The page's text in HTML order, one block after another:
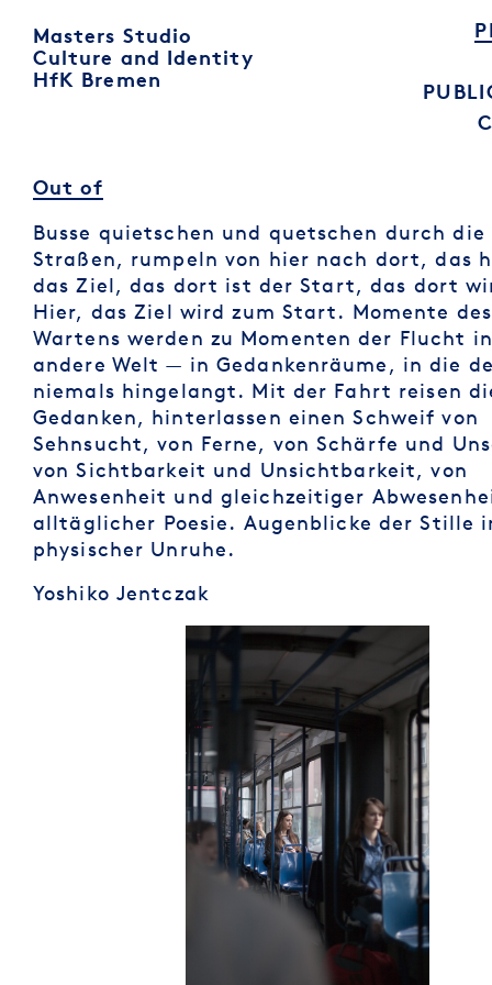
Masters Studio
Culture and Identity
HfK Bremen
Out of
Busse quietschen und quetschen durch die
Straßen, rumpeln von hier nach dort, das
das Ziel, das dort ist der Start, das dort
Hier, das Ziel wird zum Start. Momente des
Wartens werden zu Momenten der Flucht
andere Welt — in Gedankenräume, in die
niemals hingelangt. Mit der Fahrt reisen
Gedanken, hinterlassen einen Schweif von
Sehnsucht, von Ferne, von Schärfe und
von Sichtbarkeit und Unsichtbarkeit, von
Anwesenheit und gleichzeitiger
alltäglicher Poesie. Augenblicke der Stille
physischer Unruhe.
Yoshiko Jentczak